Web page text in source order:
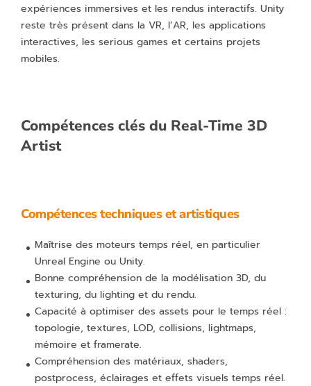
expériences immersives et les rendus interactifs. Unity
reste très présent dans la VR, l’AR, les applications
interactives, les serious games et certains projets
mobiles.
Compétences clés du Real-Time 3D
Artist
Compétences techniques et artistiques
Maîtrise des moteurs temps réel, en particulier
Unreal Engine ou Unity.
Bonne compréhension de la modélisation 3D, du
texturing, du lighting et du rendu.
Capacité à optimiser des assets pour le temps réel :
topologie, textures, LOD, collisions, lightmaps,
mémoire et framerate.
Compréhension des matériaux, shaders,
postprocess, éclairages et effets visuels temps réel.